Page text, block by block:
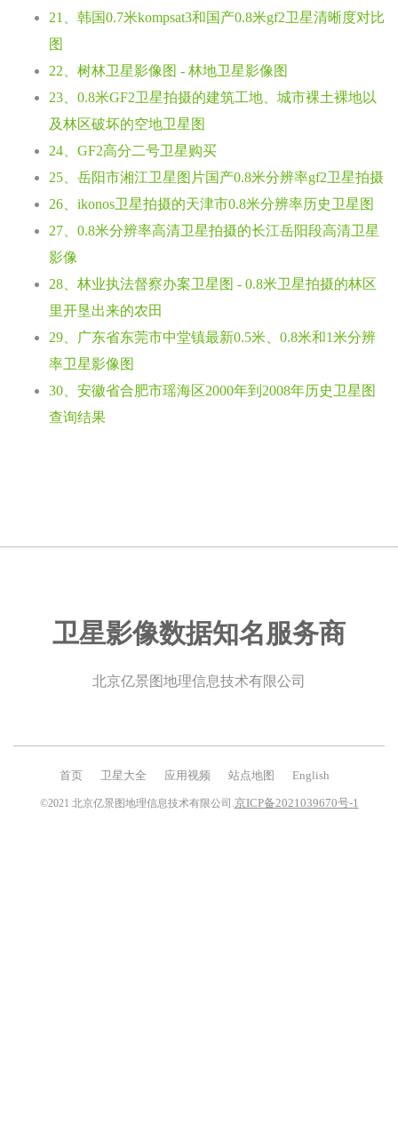
21、韩国0.7米kompsat3和国产0.8米gf2卫星清晰度对比
图
22、树林卫星影像图 - 林地卫星影像图
23、0.8米GF2卫星拍摄的建筑工地、城市裸土裸地以
及林区破坏的空地卫星图
24、GF2高分二号卫星购买
25、岳阳市湘江卫星图片国产0.8米分辨率gf2卫星拍摄
26、ikonos卫星拍摄的天津市0.8米分辨率历史卫星图
27、0.8米分辨率高清卫星拍摄的长江岳阳段高清卫星
影像
28、林业执法督察办案卫星图 - 0.8米卫星拍摄的林区
里开垦出来的农田
29、广东省东莞市中堂镇最新0.5米、0.8米和1米分辨
率卫星影像图
30、安徽省合肥市瑶海区2000年到2008年历史卫星图
查询结果
卫星影像数据知名服务商
北京亿景图地理信息技术有限公司
首页 卫星大全 应用视频 站点地图 English
©2021 北京亿景图地理信息技术有限公司.京ICP备2021039670号-1